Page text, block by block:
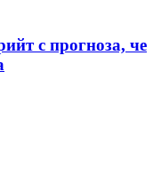
с прогноза, че